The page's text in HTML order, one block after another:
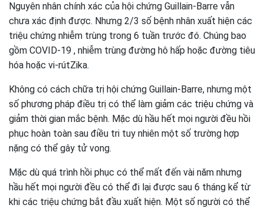
Nguyên nhân chính xác của hội chứng Guillain-Barre vẫn
chưa xác định được. Nhưng 2/3 số bệnh nhân xuất hiện các
triệu chứng nhiễm trùng trong 6 tuần trước đó. Chúng bao
gồm COVID-19 , nhiễm trùng đường hô hấp hoặc đường tiêu
hóa hoặc vi-rútZika.
Không có cách chữa trị hội chứng Guillain-Barre, nhưng một
số phương pháp điều trị có thể làm giảm các triệu chứng và
giảm thời gian mắc bệnh. Mặc dù hầu hết mọi người đều hồi
phục hoàn toàn sau điều tri tuy nhiên một số trường hợp
nặng có thể gây tử vong.
Mặc dù quá trình hồi phục có thể mất đến vài năm nhưng
hầu hết mọi người đều có thể đi lại được sau 6 tháng kể từ
khi các triệu chứng bắt đầu xuất hiện. Một số người có thể